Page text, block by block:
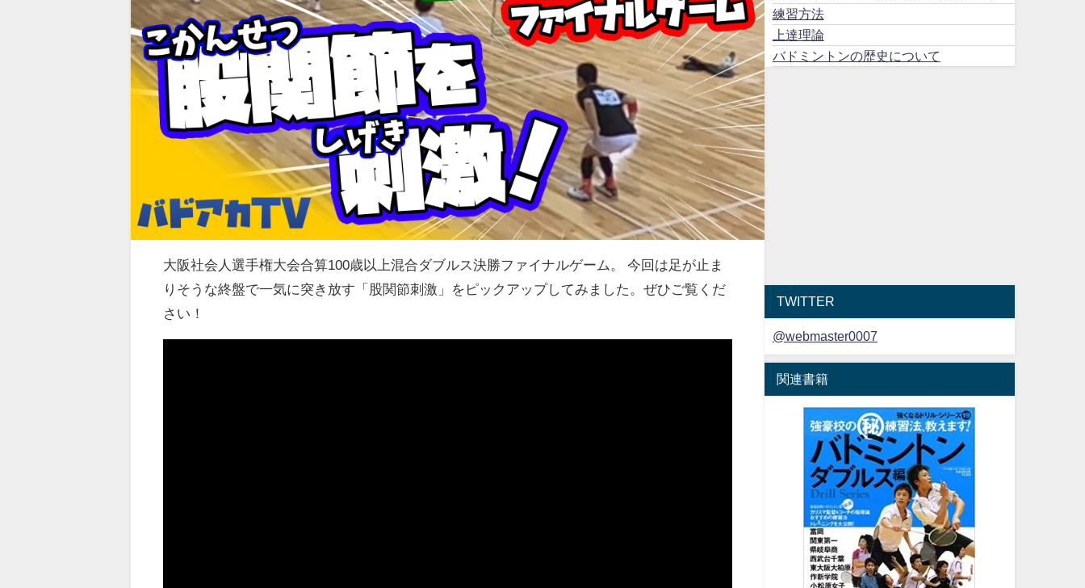
大阪社会人選手権大会合算100歳以上混合ダブルス決勝ファイナルゲーム。 今回は足が止ま
りそうな終盤で一気に突き放す「股関節刺激」をピックアップしてみました。ぜひご覧くだ
さい！
練習方法
上達理論
バドミントンの歴史について
TWITTER
@webmaster0007
関連書籍